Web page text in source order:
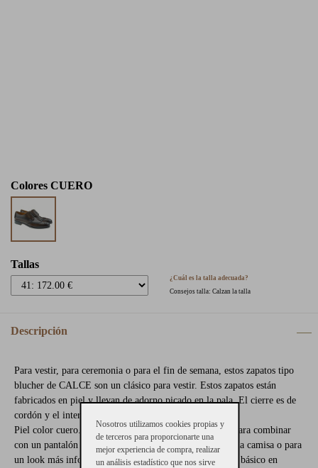
Colores CUERO
Tallas
¿Cuál es la talla adecuada?
Consejos talla: Calzan la talla
Descripción
Para vestir, para ceremonia o para el fin de semana, estos zapatos tipo
blucher de CALCE son un clásico para vestir. Estos zapatos están
fabricados en piel y llevan de adorno picado en la pala. El cierre es de
cordón y el interior de piel.
Piel color cuero. Consejos de talla: Calzan el número. Para combinar
con un pantalón de traje y americana, con un chino y una camisa o para
un look más informal, estos zapatos de caballero son un básico en
Nosotros utilizamos cookies propias y
de terceros para proporcionarte una
mejor experiencia de compra, realizar
un análisis estadístico que nos sirve